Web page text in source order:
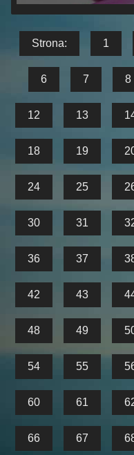
Strona: 1
6 7 8
12 13
18 19
24 25
30 31
36 37
42 43
48 49
54 55
60 61
66 67